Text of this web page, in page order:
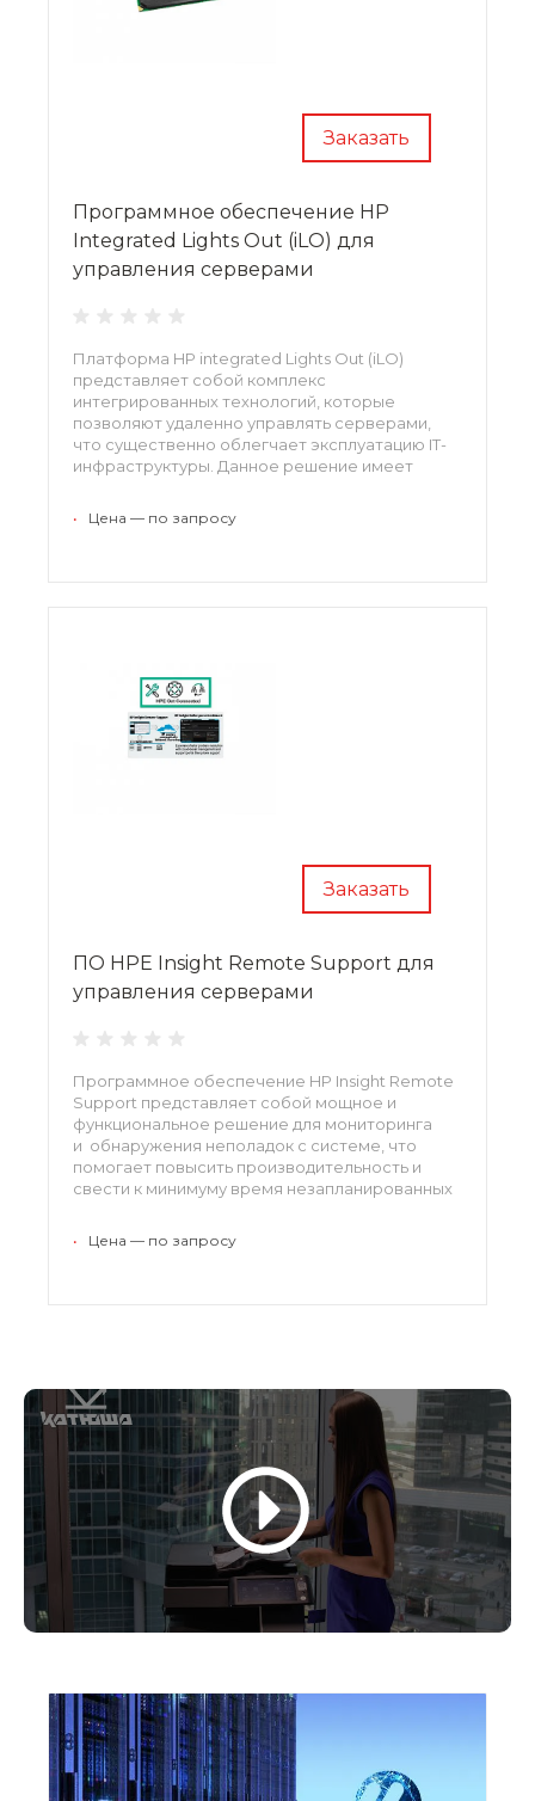
Заказать
Программное обеспечение HP
Integrated Lights Out (iLO) для
управления серверами
Платформа HP integrated Lights Out (iLO)
представляет собой комплекс
интегрированных технологий, которые
позволяют удаленно управлять серверами,
что существенно облегчает эксплуатацию IT-
инфраструктуры. Данное решение имеет
ориентирован как на крупные, так на малые и
• Цена — по запросу
Заказать
ПО HPE Insight Remote Support для
управления серверами
Программное обеспечение HP Insight Remote
Support представляет собой мощное и
функциональное решение для мониторинга
и обнаружения неполадок с системе, что
помогает повысить производительность и
свести к минимуму время незапланированных
любого масштаба и поставляется в
• Цена — по запросу